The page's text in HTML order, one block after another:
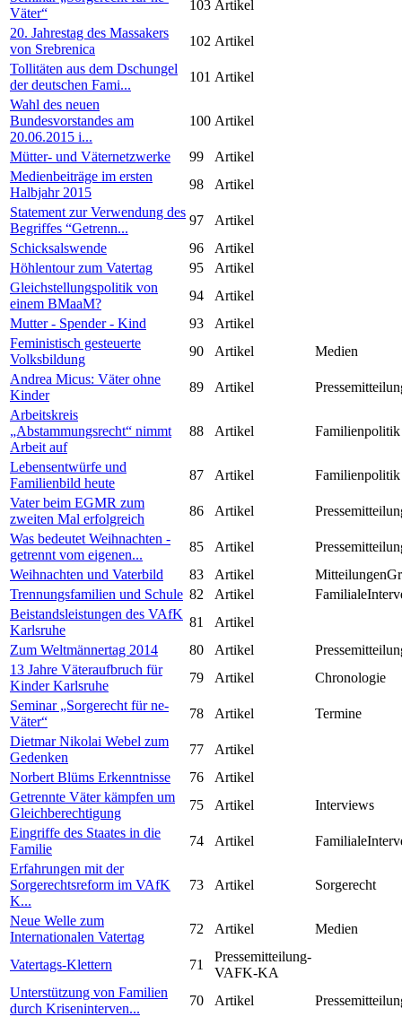
Väter“
103 Artikel
20. Jahrestag des Massakers
von Srebrenica
102 Artikel
Tollitäten aus dem Dschungel
der deutschen Fami...
101 Artikel
Wahl des neuen
Bundesvorstandes am
20.06.2015 i...
100 Artikel
Mütter- und Väternetzwerke 99
Artikel
Medienbeiträge im ersten
Halbjahr 2015
98
Artikel
Statement zur Verwendung des
Begriffes “Getrenn...
97
Artikel
Schicksalswende
96
Artikel
Höhlentour zum Vatertag
95
Artikel
Gleichstellungspolitik von
einem BMaaM?
94
Artikel
Mutter - Spender - Kind
93
Artikel
Feministisch gesteuerte
Volksbildung
90 Artikel
Medien
Andrea Micus: Väter ohne
Kinder
89 Artikel
Arbeitskreis
„Abstammungsrecht“ nimmt
Arbeit auf
88 Artikel Familienpolitik
Lebensentwürfe und
Familienbild heute
87 Artikel
Familienpolitik
Vater beim EGMR zum
zweiten Mal erfolgreich
86 Artikel
Was bedeutet Weihnachten -
getrennt vom eigenen...
85 Artikel
Weihnachten und Vaterbild
83 Artikel
Trennungsfamilien und Schule 82 Artikel
Beistandsleistungen des VAfK
Karlsruhe
81
Artikel
Zum Weltmännertag 2014
80 Artikel
13 Jahre Väteraufbruch für
Kinder Karlsruhe
79 Artikel
Chronologie
Seminar „Sorgerecht für ne-
Väter“
78 Artikel
Termine
Dietmar Nikolai Webel zum
Gedenken
77
Artikel
Norbert Blüms Erkenntnisse
76
Artikel
Getrennte Väter kämpfen um
Gleichberechtigung
75 Artikel
Interviews
Eingriffe des Staates in die
Familie
74 Artikel
Erfahrungen mit der
Sorgerechtsreform im VAfK
K...
73 Artikel Sorgerecht
Neue Welle zum
Internationalen Vatertag
72 Artikel Medien
Vatertags-Klettern 71
Pressemitteilung-
VAFK-KA
Unterstützung von Familien
durch Kriseninterven...
70 Artikel